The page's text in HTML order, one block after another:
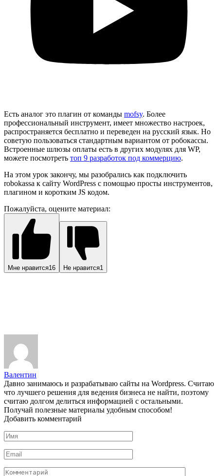
Есть аналог это плагин от команды mofsy. Более
профессиональный инструмент, имеет множество настроек,
распространяется бесплатно и переведен на русский язык. Но
советую пользоваться стандартным вариантом от робокассы.
Встроенные шлюзы оплаты есть в других модулях для WP,
можете посмотреть топ 9 разработок под коммерцию.
На этом урок закончу, мы разобрались как подключить
robokassa к сайту WordPress с помощью просты инструментов,
плагином и коротким JS кодом.
Пожалуйста, оцените материал:
Мне нравится16 Не нравится1
Валентин
Давно занимаюсь и разрабатываю сайты на Wordpress. Считаю
что лучшего решения для ведения бизнеса не найти, поэтому
считаю долгом делиться информацией с остальными.
Получай полезные материалы удобным способом!
Добавить комментарий
Имя
*
Email
*
Комментарий